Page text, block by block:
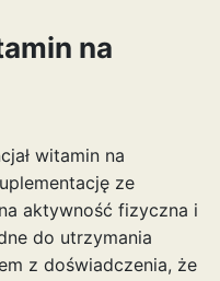
na
witamin na
ze
aktywność fizyczna i
do utrzymania
z doświadczenia, że